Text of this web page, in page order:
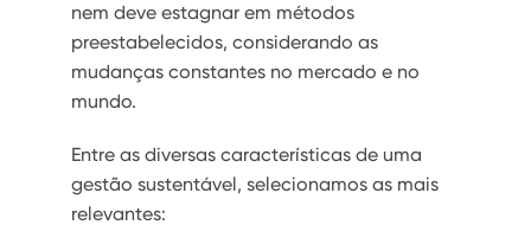
nem deve estagnar em métodos
preestabelecidos, considerando as
mudanças constantes no mercado e no
mundo.
Entre as diversas características de uma
gestão sustentável, selecionamos as mais
relevantes: